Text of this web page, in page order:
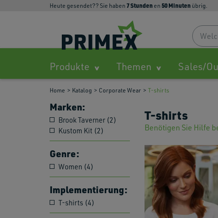
Heute gesendet?? Sie haben 7Stunden en 50Minuten übrig.
Produkte Themen Sales/
Home Katalog Corporate Wear T-shirts
Marken:
Brook Taverner (2)
Kustom Kit (2)
Genre:
Women (4)
Implementierung:
T-shirts (4)
T-shirts
Benötigen Sie Hilfe